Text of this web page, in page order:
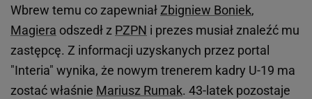
Wbrew temu co zapewniał Zbigniew Boniek,
Magiera odszedł z PZPN i prezes musiał znaleźć mu
zastępcę. Z informacji uzyskanych przez portal
"Interia" wynika, że nowym trenerem kadry U-19 ma
zostać właśnie Mariusz Rumak. 43-latek pozostaje